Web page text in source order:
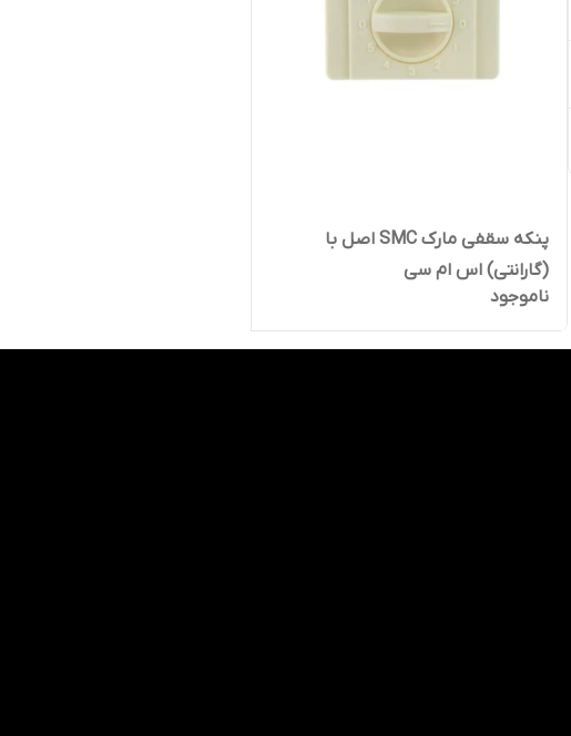
پنکه سقفی مارک SMC اصل با
(گارانتی) اس ام سی
ناموجود